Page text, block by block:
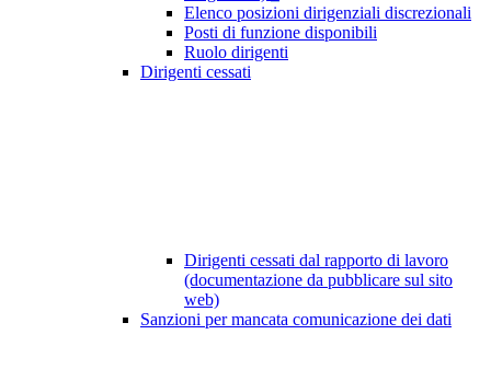
Elenco posizioni dirigenziali discrezionali
Posti di funzione disponibili
Ruolo dirigenti
Dirigenti cessati
Dirigenti cessati dal rapporto di lavoro
(documentazione da pubblicare sul sito
web)
Sanzioni per mancata comunicazione dei dati